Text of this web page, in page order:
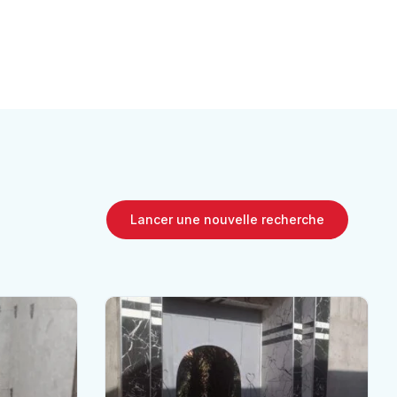
Lancer une nouvelle recherche